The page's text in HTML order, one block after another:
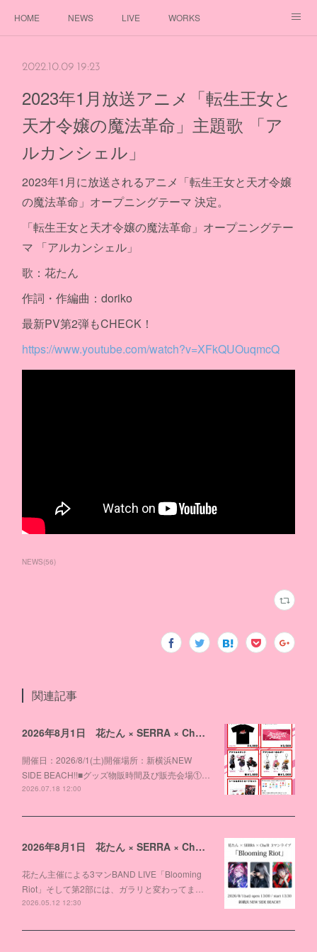
HOME NEWS LIVE WORKS
2022.10.09 19:23
2023年1月放送アニメ「転生王女と
天才令嬢の魔法革命」主題歌 「ア
ルカンシェル」
2023年1月に放送されるアニメ「転生王女と天才令嬢
の魔法革命」オープニングテーマ 決定。
「転生王女と天才令嬢の魔法革命」オープニングテー
マ 「アルカンシェル」
歌：花たん
作詞・作編曲：doriko
最新PV第2弾もCHECK！
https://www.youtube.com/watch?v=XFkQUOuqmcQ
NEWS(56)
関連記事
2026年8月1日 花たん × SERRA × Cha'R 3マンライブ「Blooming Riot」物販のお知らせ
開催日：2026/8/1(土)開催場所：新横浜NEW
SIDE BEACH!!■グッズ物販時間及び販売会場①…
2026.07.18 12:00
2026年8月1日 花たん × SERRA × Cha'R 3マンライブ「Blooming Riot」開催！
花たん主催による3マンBAND LIVE「Blooming
Riot」そして第2部には、ガラリと変わってま…
2026.05.12 12:30